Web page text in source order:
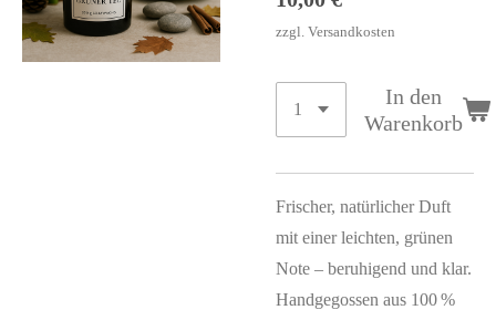
zzgl. Versandkosten
In den
Warenkorb
Frischer, natürlicher Duft
mit einer leichten, grünen
Note – beruhigend und klar.
Handgegossen aus 100 %